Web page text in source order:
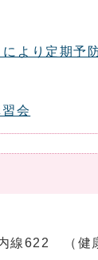
より定期予
会
線622 （健